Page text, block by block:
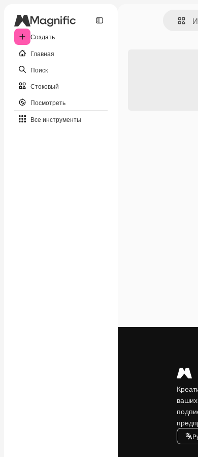
Создать
Главная
Поиск
Стоковый
Посмотреть
Все инструменты